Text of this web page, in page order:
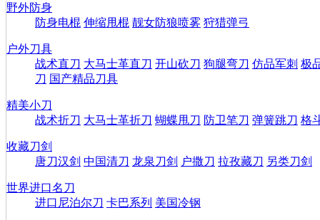
野外防身
防身电棍 伸缩甩棍 靓女防狼喷雾 狩猎弹弓
户外刀具
战术直刀 大马士革直刀 开山砍刀 狗腿弯刀 仿品军刺 极
刀 国产精品刀具
精美小刀
战术折刀 大马士革折刀 蝴蝶甩刀 防卫笔刀 弹簧跳刀 格
收藏刀剑
唐刀汉剑 中国清刀 龙泉刀剑 户撒刀 拉孜藏刀 另类刀剑
世界进口名刀
进口尼泊尔刀 卡巴系列 美国冷钢